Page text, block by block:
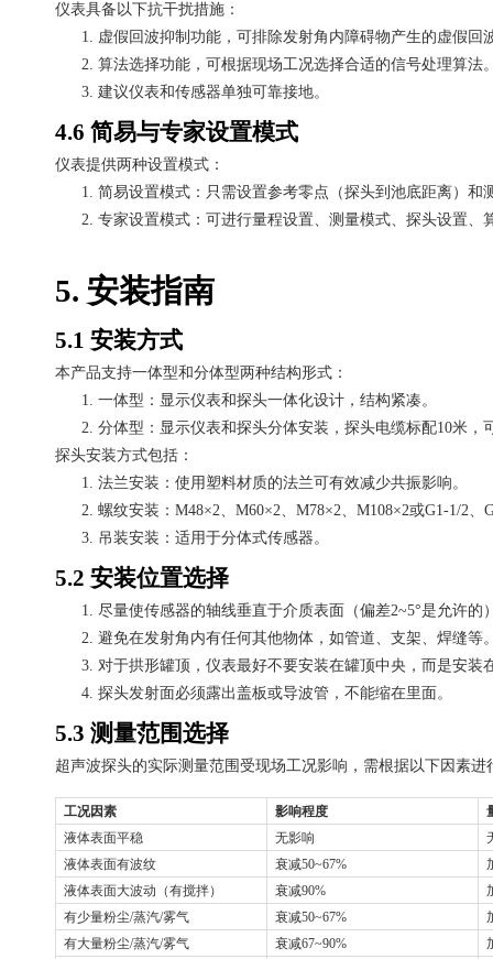
仪表具备以下抗干扰措施：
1. 虚假回波抑制功能，可排除发射角内障碍物产生的虚假回
2. 算法选择功能，可根据现场工况选择合适的信号处理算法
3. 建议仪表和传感器单独可靠接地。
4.6 简易与专家设置模式
仪表提供两种设置模式：
1. 简易设置模式：只需设置参考零点（探头到池底距离）和
2. 专家设置模式：可进行量程设置、测量模式、探头设置
5. 安装指南
5.1 安装方式
本产品支持一体型和分体型两种结构形式：
1. 一体型：显示仪表和探头一体化设计，结构紧凑。
2. 分体型：显示仪表和探头分体安装，探头电缆标配10米，
探头安装方式包括：
1. 法兰安装：使用塑料材质的法兰可有效减少共振影响。
2. 螺纹安装： M48×2、M60×2、M78×2、M108×2或G1-1/2、
3. 吊装安装：适用于分体式传感器。
5.2 安装位置选择
1. 尽量使传感器的轴线垂直于介质表面（偏差2~5°是允许的
2. 避免在发射角内有任何其他物体，如管道、支架、焊缝等
3. 对于拱形罐顶，仪表最好不要安装在罐顶中央，而是安装
4. 探头发射面必须露出盖板或导波管，不能缩在里面。
5.3 测量范围选择
超声波探头的实际测量范围受现场工况影响，需根据以下因素进
工况因素 影响程度
液体表面平稳
无影响
液体表面有波纹
衰减50~67%
液体表面大波动（有搅拌）
衰减90%
有少量粉尘/蒸汽/雾气 衰减50~67%
有大量粉尘/蒸汽/雾气 衰减67~90%